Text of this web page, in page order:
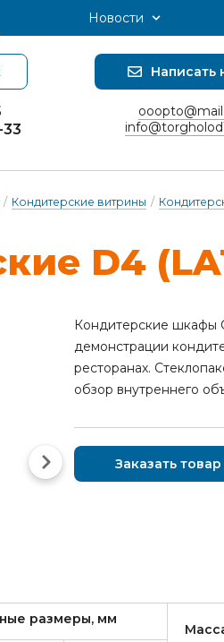
Новости
Написать
/ Кондитерские витрины /
D4
Кондитерские шкафы
демонстрации
ресторанах.
обзор внутреннего
Заказать товар
размеры, мм